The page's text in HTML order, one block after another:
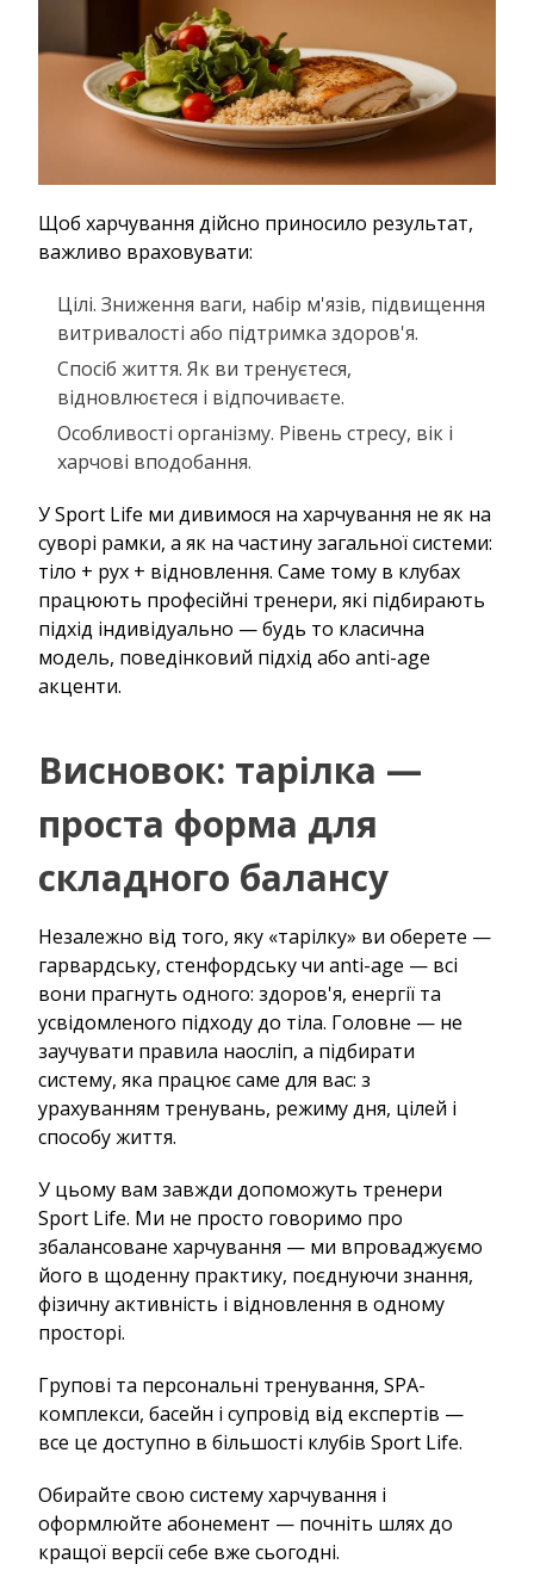
Щоб харчування дійсно приносило результат,
важливо враховувати:
Цілі. Зниження ваги, набір м'язів, підвищення
витривалості або підтримка здоров'я.
Спосіб життя. Як ви тренуєтеся,
відновлюєтеся і відпочиваєте.
Особливості організму. Рівень стресу, вік і
харчові вподобання.
У Sport Life ми дивимося на харчування не як на
суворі рамки, а як на частину загальної системи:
тіло + рух + відновлення. Саме тому в клубах
працюють професійні тренери, які підбирають
підхід індивідуально — будь то класична
модель, поведінковий підхід або anti-age
акценти.
Висновок: тарілка —
проста форма для
складного балансу
Незалежно від того, яку «тарілку» ви оберете —
гарвардську, стенфордську чи anti-age — всі
вони прагнуть одного: здоров'я, енергії та
усвідомленого підходу до тіла. Головне — не
заучувати правила наосліп, а підбирати
систему, яка працює саме для вас: з
урахуванням тренувань, режиму дня, цілей і
способу життя.
У цьому вам завжди допоможуть тренери
Sport Life. Ми не просто говоримо про
збалансоване харчування — ми впроваджуємо
його в щоденну практику, поєднуючи знання,
фізичну активність і відновлення в одному
просторі.
Групові та персональні тренування, SPA-
комплекси, басейн і супровід від експертів —
все це доступно в більшості клубів Sport Life.
Обирайте свою систему харчування і
оформлюйте абонемент — почніть шлях до
кращої версії себе вже сьогодні.